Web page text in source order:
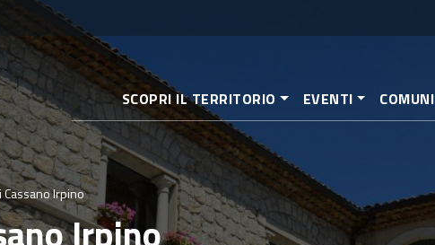
al
SCOPRI IL TERRITORIO EVENTI COMUNI
Irpino